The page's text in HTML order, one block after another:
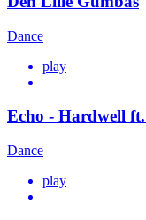
Dance
play
Echo - Hardwell
Dance
play